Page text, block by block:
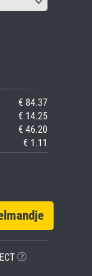
€ 84.37
€ 14.25
€ 46.20
€ 1.11